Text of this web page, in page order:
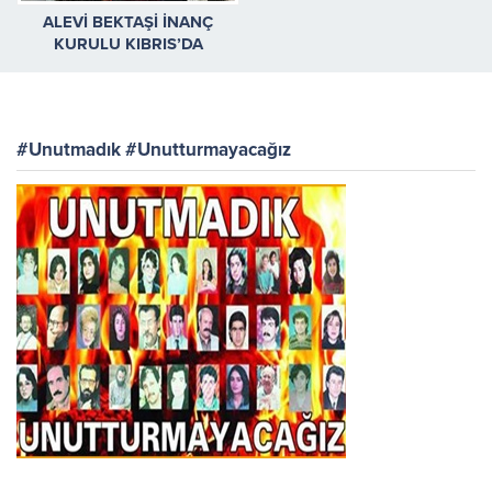
ALEVİ BEKTAŞİ İNANÇ
KURULU KIBRIS’DA
#Unutmadık #Unutturmayacağız